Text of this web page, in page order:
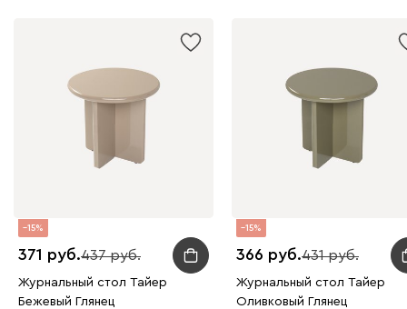
15
371 437
Журнальный стол Тайер
Бежевый Глянец
15
366 431
Журнальный стол Тайер
Оливковый Глянец